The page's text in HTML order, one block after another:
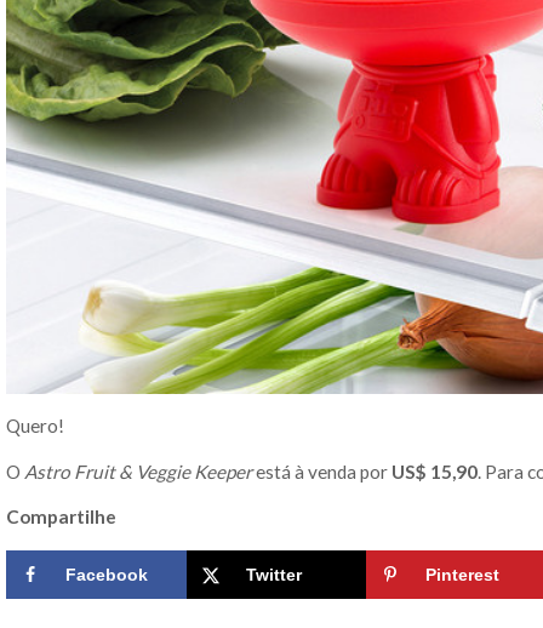
Quero!
O Astro Fruit & Veggie Keeperestá à venda por US$ 15,90. Para
Compartilhe
Facebook Twitter Pinterest